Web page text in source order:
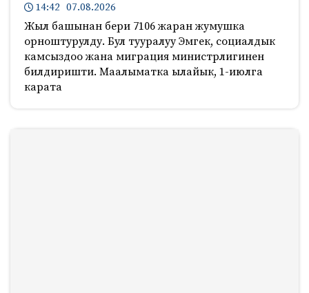
14:42 07.08.2026
Жыл башынан бери 7106 жаран жумушка
орноштурулду. Бул тууралуу Эмгек, социалдык
камсыздоо жана миграция министрлигинен
билдиришти. Маалыматка ылайык, 1-июлга
карата